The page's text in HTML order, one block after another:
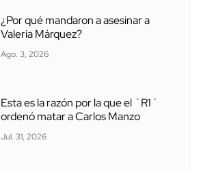
¿Por qué mandaron a asesinar a
Valeria Márquez?
Ago. 3, 2026
Esta es la razón por la que el ´R1´
ordenó matar a Carlos Manzo
Jul. 31, 2026